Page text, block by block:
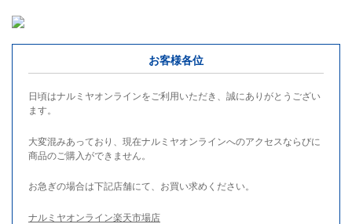
お客様各位
日頃はナルミヤオンラインをご利用いただき、誠にありがとうござい
ます。
大変混みあっており、現在ナルミヤオンラインへのアクセスならびに
商品のご購入ができません。
お急ぎの場合は下記店舗にて、お買い求めください。
ナルミヤオンライン楽天市場店